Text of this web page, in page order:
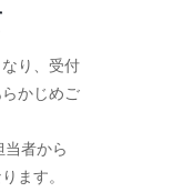
り、受付
かじめご
者から
ます。